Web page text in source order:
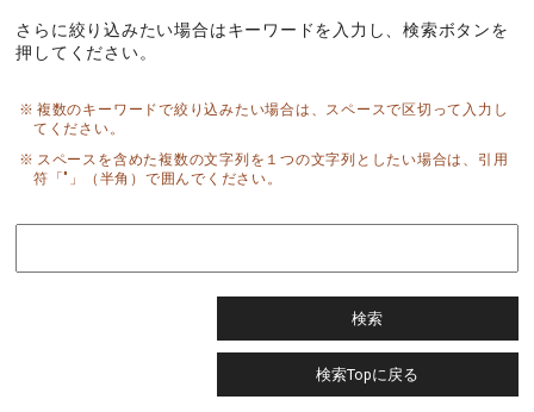
さらに絞り込みたい場合はキーワードを入力し、検索ボタンを
押してください。
複数のキーワードで絞り込みたい場合は、スペースで区切って入力し
てください。
スペースを含めた複数の文字列を１つの文字列としたい場合は、引用
符「"」（半角）で囲んでください。